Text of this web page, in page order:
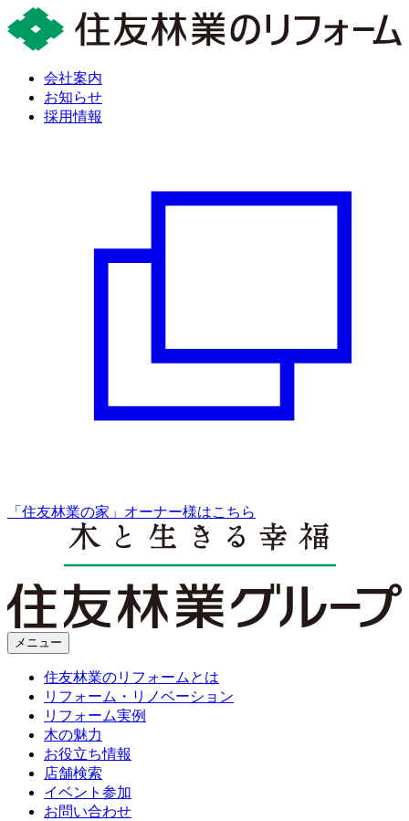
会社案内
お知らせ
採用情報
「住友林業の家」オーナー様はこちら
メニュー
住友林業のリフォームとは
リフォーム・リノベーション
リフォーム実例
木の魅力
お役立ち情報
店舗検索
イベント参加
お問い合わせ